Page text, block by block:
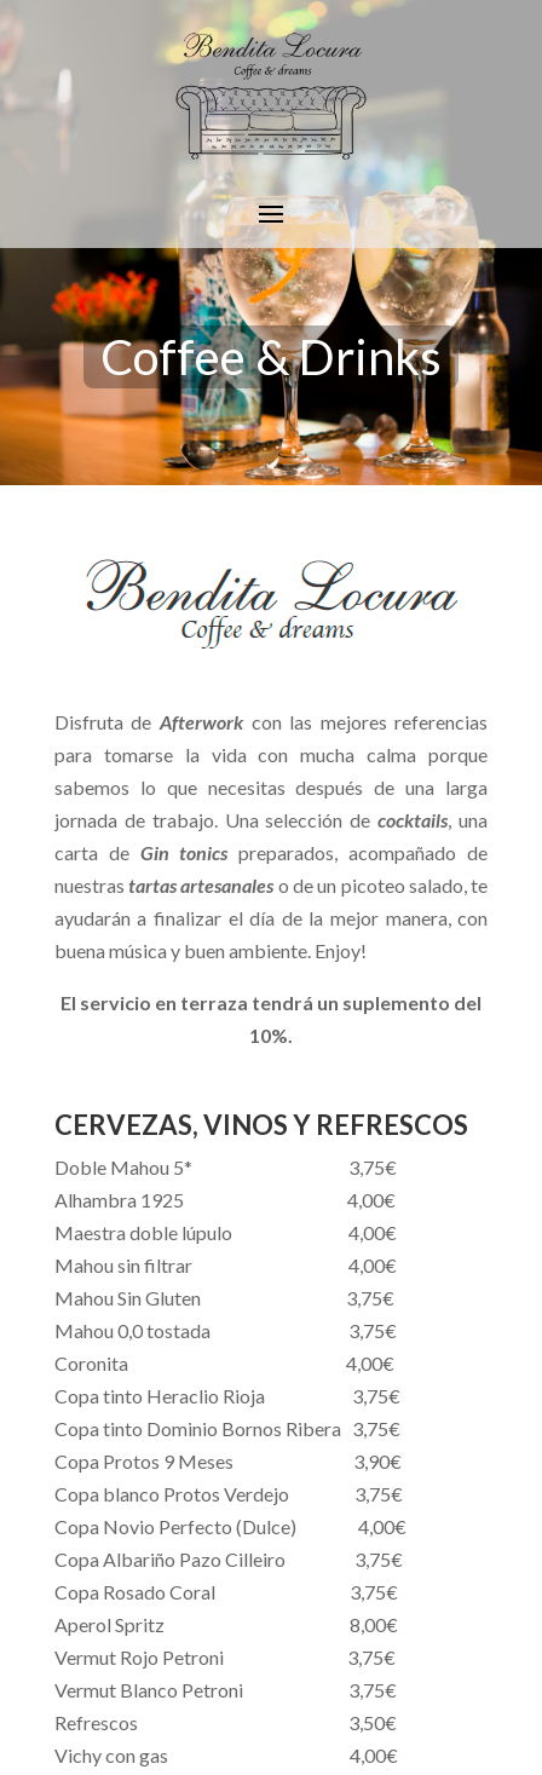
Coffee & Drinks
Disfruta de Afterworkcon las mejores referencias
para tomarse la vida con mucha calma porque
sabemos lo que necesitas después de una larga
jornada de trabajo. Una selección decocktails, una
carta de Gin tonics preparados, acompañado de
nuestrastartas artesanales o de un picoteo salado, te
ayudarán a finalizar el día de la mejor manera, con
buena música y buen ambiente. Enjoy!
El servicio en terraza tendrá un suplemento del
10%.
CERVEZAS, VINOS Y REFRESCOS
Doble Mahou 5* 3,75€
Alhambra 1925 4,00€
Maestra doble lúpulo 4,00€
Mahou sin filtrar 4,00€
Mahou Sin Gluten 3,75€
Mahou 0,0 tostada 3,75€
Coronita 4,00€
Copa tinto Heraclio Rioja 3,75€
Copa tinto Dominio Bornos Ribera 3,75€
Copa Protos 9 Meses 3,90€
Copa blanco Protos Verdejo 3,75€
Copa Novio Perfecto (Dulce) 4,00€
Copa Albariño Pazo Cilleiro 3,75€
Copa Rosado Coral 3,75€
Aperol Spritz 8,00€
Vermut Rojo Petroni 3,75€
Vermut Blanco Petroni 3,75€
Refrescos 3,50€
Vichy con gas 4,00€